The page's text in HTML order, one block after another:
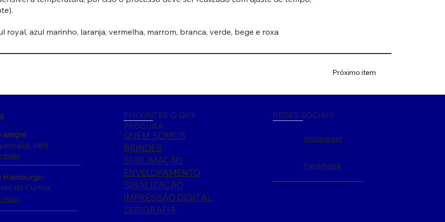
Próximo item
royal, azul marinho, laranja, vermelha, marrom, branca, verde, bege e roxa
alegre
mais
489
Hamburgo
da Cunha,
mais
ENCONTRE O QUE
PROCURA
QUEM SOMOS
BRINDES
SUBLIMAÇÃO
ENVELOPAMENTO
SINALIZAÇÃO
IMPRESSÃO DIGITAL
SERIGRAFIA
REDES SOCIAIS
Instagram
Facebook